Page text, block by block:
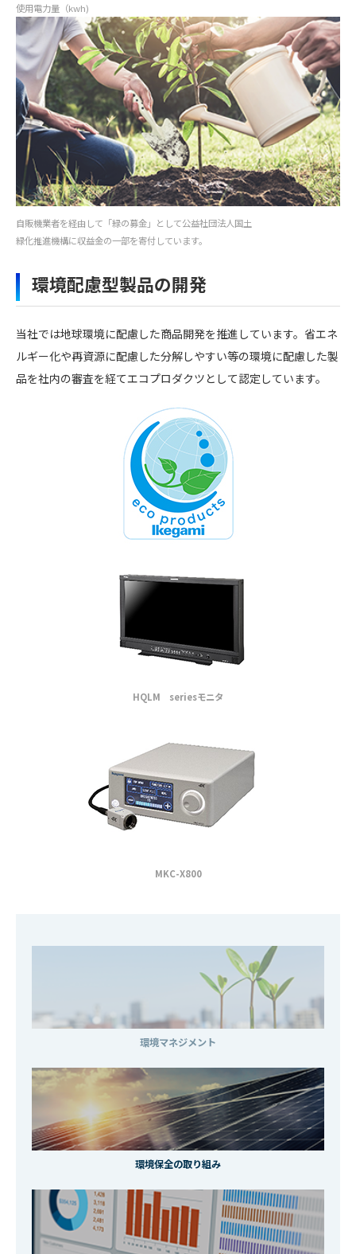
使用電力量（kwh)
自販機業者を経由して「緑の募金」として公益社団法人国土
緑化推進機構に収益金の一部を寄付しています。
環境配慮型製品の開発
当社では地球環境に配慮した商品開発を推進しています。省エネ
ルギー化や再資源に配慮した分解しやすい等の環境に配慮した製
品を社内の審査を経てエコプロダクツとして認定しています。
HQLM seriesモニタ
MKC-X800
環境マネジメント
環境保全の取り組み